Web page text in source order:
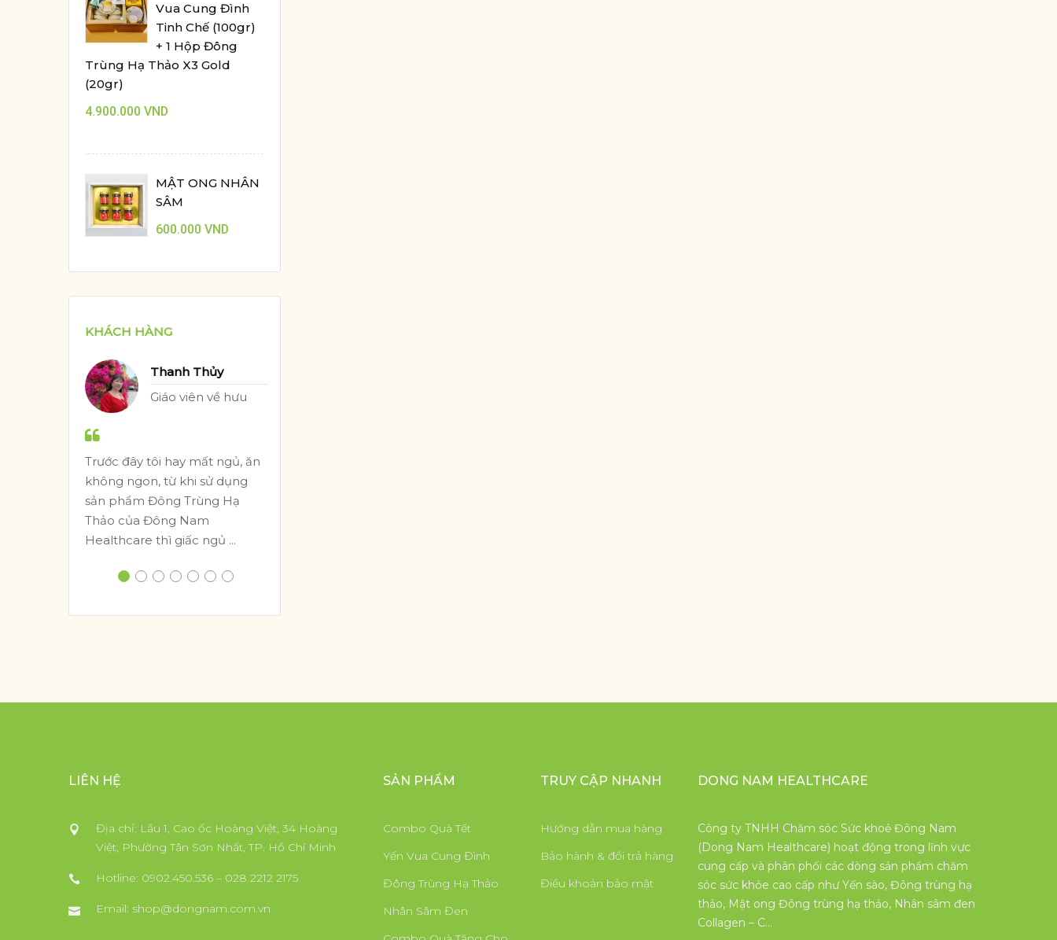
Vua Cung Đình
Tinh Chế (100gr)
+ 1 Hộp Đông
Trùng Hạ Thảo X3 Gold
(20gr)
4.900.000 VND
MẬT ONG NHÂN
SÂM
600.000 VND
KHÁCH HÀNG
Thanh Thủy
Giáo viên về hưu
Trước đây tôi hay mất ngủ, ăn
không ngon, từ khi sử dụng
sản phẩm Đông Trùng Hạ
Thảo của Đông Nam
Healthcare thì giấc ngủ ...
LIÊN HỆ
Địa chỉ: Lầu 1, Cao ốc Hoàng Việt, 34 Hoàng
Việt, Phường Tân Sơn Nhất, TP. Hồ Chí Minh
Hotline: 0902.450.536 – 028 2212 2175
Email: shop@dongnam.com.vn
SẢN PHẨM
Combo Quà Tết
Yến Vua Cung Đình
Đông Trùng Hạ Thảo
Nhân Sâm Đen
TRUY CẬP NHANH
Hướng dẫn mua hàng
Bảo hành & đổi trả hàng
Điều khoản bảo mật
DONG NAM HEALTHCARE
Công ty TNHH Chăm sóc Sức khoẻ Đông Nam
(Dong Nam Healthcare) hoạt động trong lĩnh vực
cung cấp và phân phối các dòng sản phẩm chăm
sóc sức khỏe cao cấp như Yến sào, Đông trùng hạ
thảo, Mật ong Đông trùng hạ thảo, Nhân sâm đen
Collagen – C…